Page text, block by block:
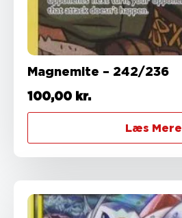
Magnemite – 242/236
100,00 kr.
Læs Mere